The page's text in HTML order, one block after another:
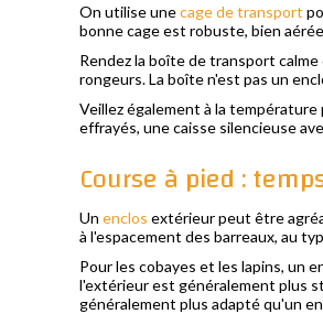
On utilise unecage de transport
bonne cage est robuste, bien
Rendez la boîte de transport
rongeurs. La boîte n'est pas un
Veillez également à la
effrayés, une caisse silencieuse
Course à pied :
Un enclos extérieur peut être
à l'espacement des barreaux, au
Pour les cobayes et les lapins, un
l'extérieur est généralement plus
généralement plus adapté qu'un